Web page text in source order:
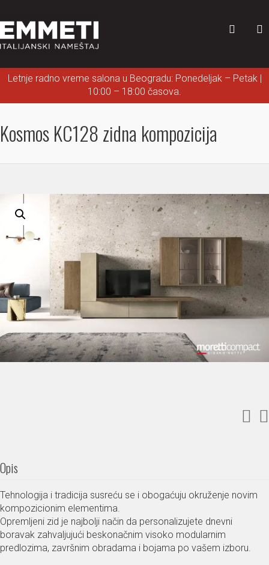
Letnje radno vreme salona u Beogradu: Ponedeljak – Petak |
10:00 – 18:00 časova.
Kosmos KC128 zidna kompozicija
Opis
Tehnologija i tradicija susreću se i obogaćuju okruženje novim
kompozicionim elementima.
Opremljeni zid je najbolji način da personalizujete dnevni
boravak zahvaljujući beskonačnim visoko modularnim
predlozima, završnim obradama i bojama po vašem izboru.